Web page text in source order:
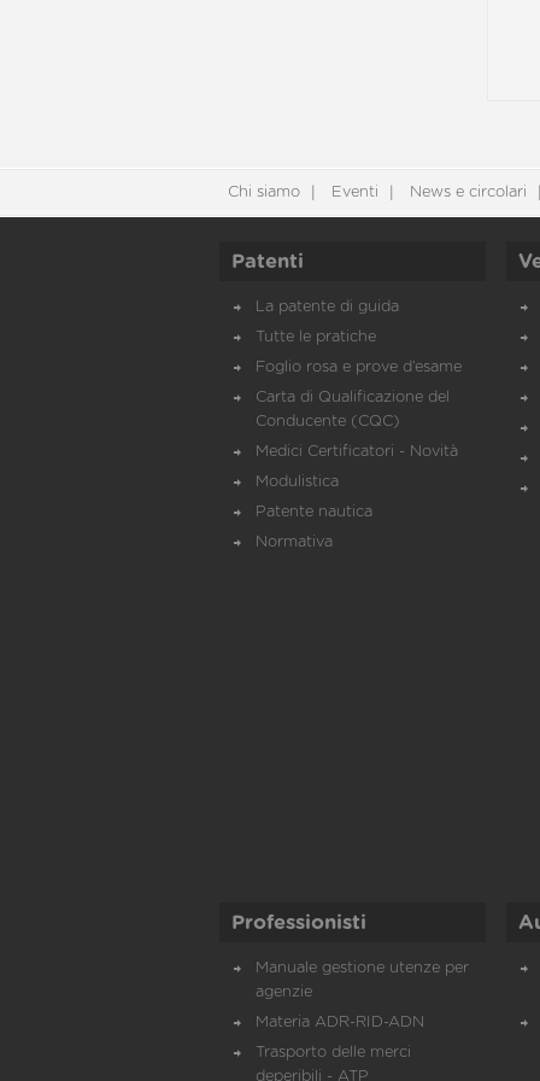
Chi siamo Eventi News e circolari
Patenti
La patente di guida
Tutte le pratiche
Foglio rosa e prove d’esame
Carta di Qualificazione del
Conducente (CQC)
Medici Certificatori - Novità
Modulistica
Patente nautica
Normativa
Professionisti
Manuale gestione utenze per
agenzie
Materia ADR-RID-ADN
Trasporto delle merci
deperibili - ATP